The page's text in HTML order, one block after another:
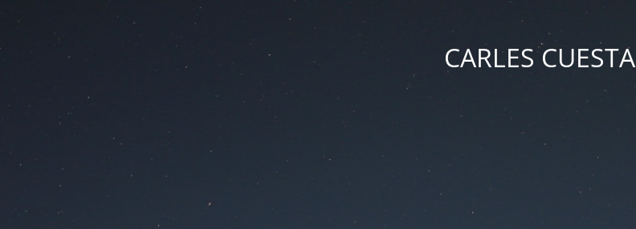
CARLES CUESTA